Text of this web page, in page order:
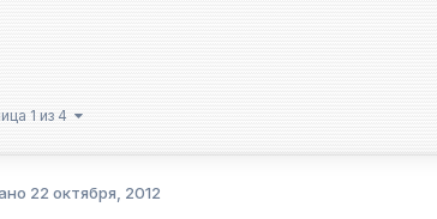
1 из 4
22 октября, 2012